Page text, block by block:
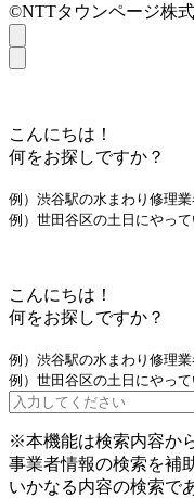
©NTTタウンページ株式
こんにちは！
何をお探しですか？
例）渋谷駅の水まわり修理
例）世田谷区の土日にやっ
こんにちは！
何をお探しですか？
例）渋谷駅の水まわり修理
例）世田谷区の土日にやっ
※本機能は検索内容か
事業者情報の検索を補
いかなる内容の検索で